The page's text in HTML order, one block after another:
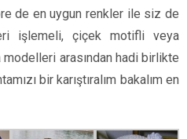
de en uygun renkler ile siz de
işlemeli, çiçek motifli veya
arasından hadi birlikte
bir karıştıralım bakalım en